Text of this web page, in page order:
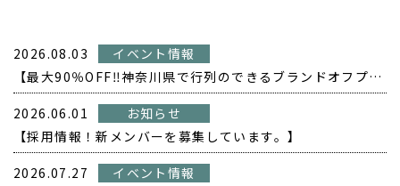
2026.08.03
イベント情報
【最大90％OFF‼️神奈川県で行列のできるブランドオフプライス POPUP開催❗️】
2026.06.01
お知らせ
【採用情報！新メンバーを募集しています。】
2026.07.27
イベント情報